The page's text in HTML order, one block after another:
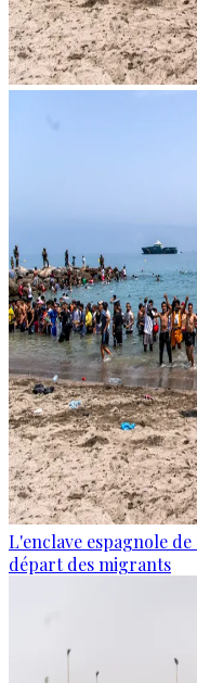
L'enclave espagnole
départ des migrants